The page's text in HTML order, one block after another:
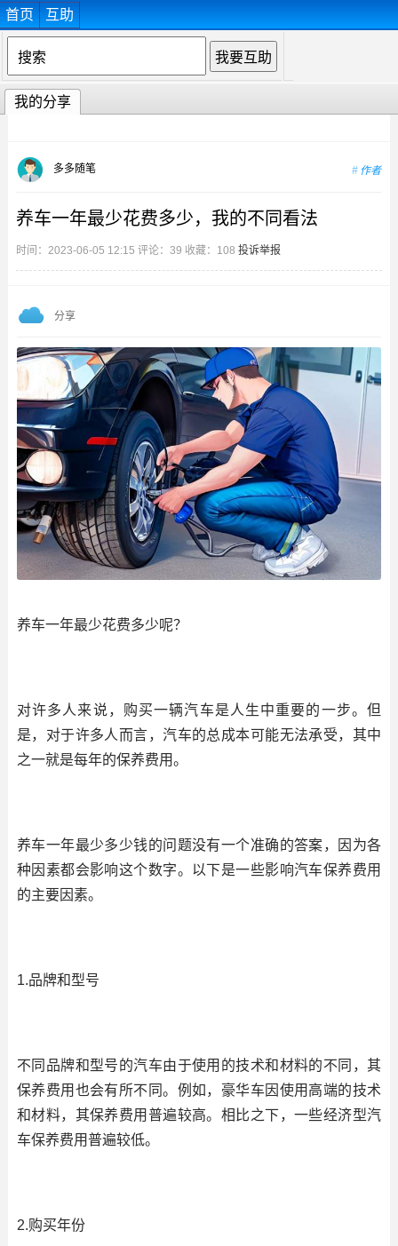
首页 互助
我的分享
养车一年最少花费多少，我的不同看法
时间：2023-06-05 12:15 评论：39 收藏：108 投诉举报
多多随笔 作者
分享
养车一年最少花费多少呢？
对许多人来说，购买一辆汽车是人生中重要的一步。但
是，对于许多人而言，汽车的总成本可能无法承受，其中
之一就是每年的保养费用。
养车一年最少多少钱的问题没有一个准确的答案，因为各
种因素都会影响这个数字。以下是一些影响汽车保养费用
的主要因素。
1.品牌和型号
不同品牌和型号的汽车由于使用的技术和材料的不同，其
保养费用也会有所不同。例如，豪华车因使用高端的技术
和材料，其保养费用普遍较高。相比之下，一些经济型汽
车保养费用普遍较低。
2.购买年份